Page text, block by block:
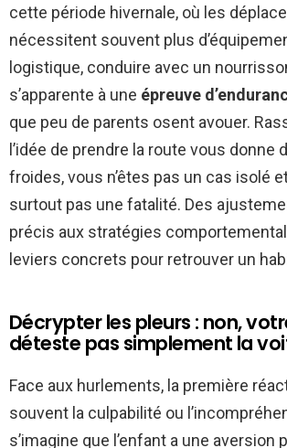
cette période hivernale, où les
nécessitent souvent plus
logistique, conduire avec un
s’apparente à une épreuve
que peu de parents osent avouer.
l’idée de prendre la route vous donne
froides, vous n’êtes pas un cas isolé
surtout pas une fatalité. Des
précis aux stratégies
leviers concrets pour retrouver un
Décrypter les pleurs : non,
déteste pas simplement la
Face aux hurlements, la première
souvent la culpabilité ou
s’imagine que l’enfant a une aversion